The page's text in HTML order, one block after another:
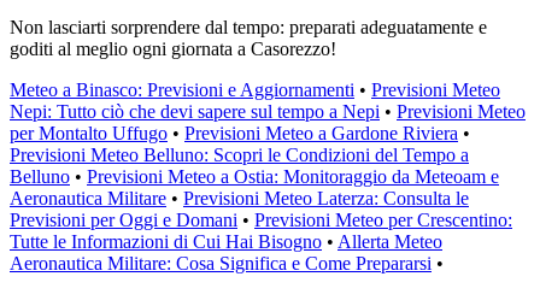
Non lasciarti sorprendere dal tempo: preparati adeguatamente e
goditi al meglio ogni giornata a Casorezzo!
Meteo a Binasco: Previsioni e Aggiornamenti • Previsioni Meteo
Nepi: Tutto ciò che devi sapere sul tempo a Nepi • Previsioni Meteo
per Montalto Uffugo • Previsioni Meteo a Gardone Riviera •
Previsioni Meteo Belluno: Scopri le Condizioni del Tempo a
Belluno • Previsioni Meteo a Ostia: Monitoraggio da Meteoam e
Aeronautica Militare • Previsioni Meteo Laterza: Consulta le
Previsioni per Oggi e Domani • Previsioni Meteo per Crescentino:
Tutte le Informazioni di Cui Hai Bisogno • Allerta Meteo
Aeronautica Militare: Cosa Significa e Come Prepararsi •